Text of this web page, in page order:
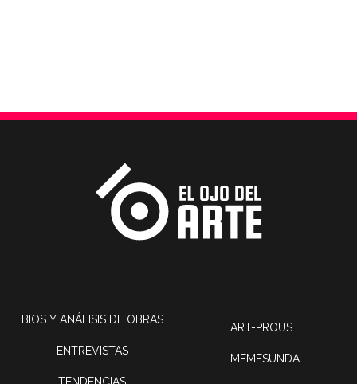
BIOS Y ANÁLISIS DE OBRAS
ENTREVISTAS
TENDENCIAS
ART-PROUST
MEMESUNDA